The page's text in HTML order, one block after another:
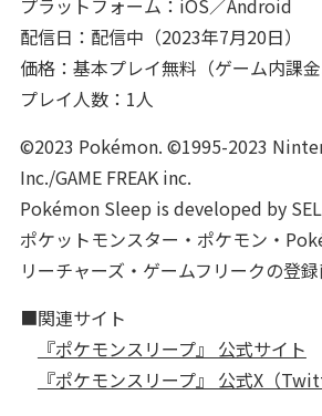
プラットフォーム：iOS／Android
配信日：配信中（2023年7月20日）
価格：基本プレイ無料（ゲーム内課金
プレイ人数：1人
©2023 Pokémon. ©1995-2023
Inc./GAME FREAK inc.
Pokémon Sleep is developed by
ポケットモンスター・ポケモン・
リーチャーズ・ゲームフリークの登録
■関連サイト
『ポケモンスリープ』 公式サイト
『ポケモンスリープ』 公式X（